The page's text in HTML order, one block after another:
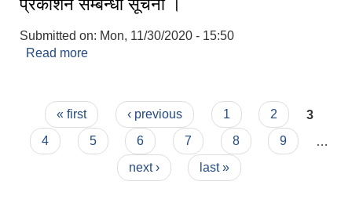
प्रकाशन सम्बन्धी सूचना ।
Submitted on: Mon, 11/30/2020 - 15:50
Read more
Pages
« first ‹ previous 1 2
3
4
5 6 7 8 9
…
next ›
last »